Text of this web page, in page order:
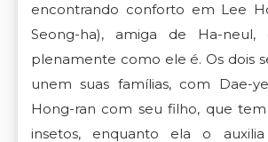
encontrando conforto em Lee
Seong-ha), amiga de Ha-
plenamente como ele é. Os dois
unem suas famílias, com Dae-
Hong-ran com seu filho, que
insetos, enquanto ela o